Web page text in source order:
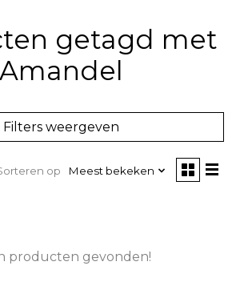
getagd met
Amandel
Filters weergeven
op Meest bekeken
producten gevonden!